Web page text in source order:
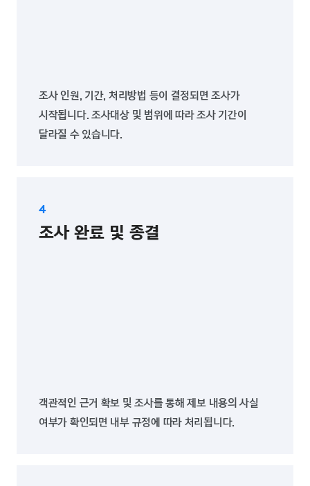
조사 인원, 기간, 처리방법 등이 결정되면 조사가
시작됩니다. 조사대상 및 범위에 따라 조사 기간이
달라질 수 있습니다.
조사 완료 및 종결
객관적인 근거 확보 및 조사를 통해 제보 내용의 사실
여부가 확인되면 내부 규정에 따라 처리됩니다.